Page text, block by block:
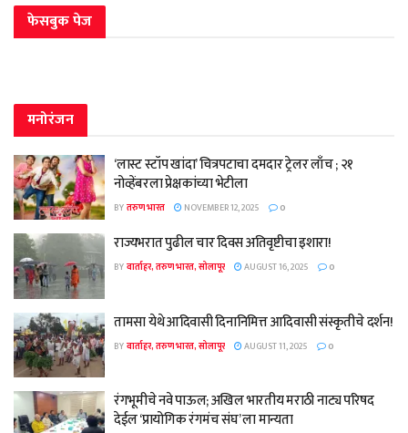
फेसबुक पेज
मनोरंजन
‘लास्ट स्टॉप खांदा’ चित्रपटाचा दमदार ट्रेलर लाँच ; २१
नोव्हेंबरला प्रेक्षकांच्या भेटीला
BYतरुण भारत NOVEMBER 12, 2025 0
राज्यभरात पुढील चार दिवस अतिवृष्टीचा इशारा!
BYवार्ताहर, तरुण भारत, सोलापूर AUGUST 16, 2025 0
तामसा येथे आदिवासी दिनानिमित्त आदिवासी संस्कृतीचे दर्शन!
BYवार्ताहर, तरुण भारत, सोलापूर AUGUST 11, 2025 0
रंगभूमीचे नवे पाऊल; अखिल भारतीय मराठी नाट्य परिषद
देईल ‘प्रायोगिक रंगमंच संघ’ ला मान्यता